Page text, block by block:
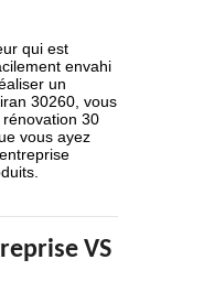
qui est
envahi
un
30260, vous
30
vous ayez
VS